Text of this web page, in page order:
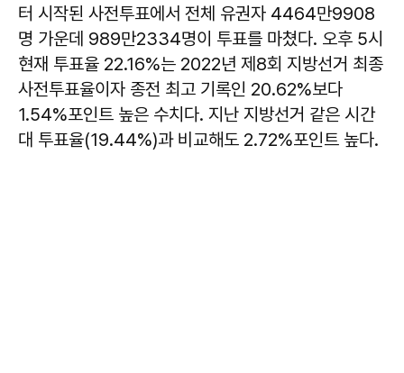
터 시작된 사전투표에서 전체 유권자 4464만9908
명 가운데 989만2334명이 투표를 마쳤다. 오후 5시
현재 투표율 22.16%는 2022년 제8회 지방선거 최종
사전투표율이자 종전 최고 기록인 20.62%보다
1.54%포인트 높은 수치다. 지난 지방선거 같은 시간
대 투표율(19.44%)과 비교해도 2.72%포인트 높다.